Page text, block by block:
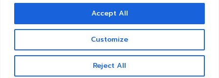
Customize
Reject All
Accept All
Copyright © 2026 คณะวิศวกรรมศาสตร์ มหาวิทยาลัย
เทคโนโลยีราชมงคลธัญบุรี